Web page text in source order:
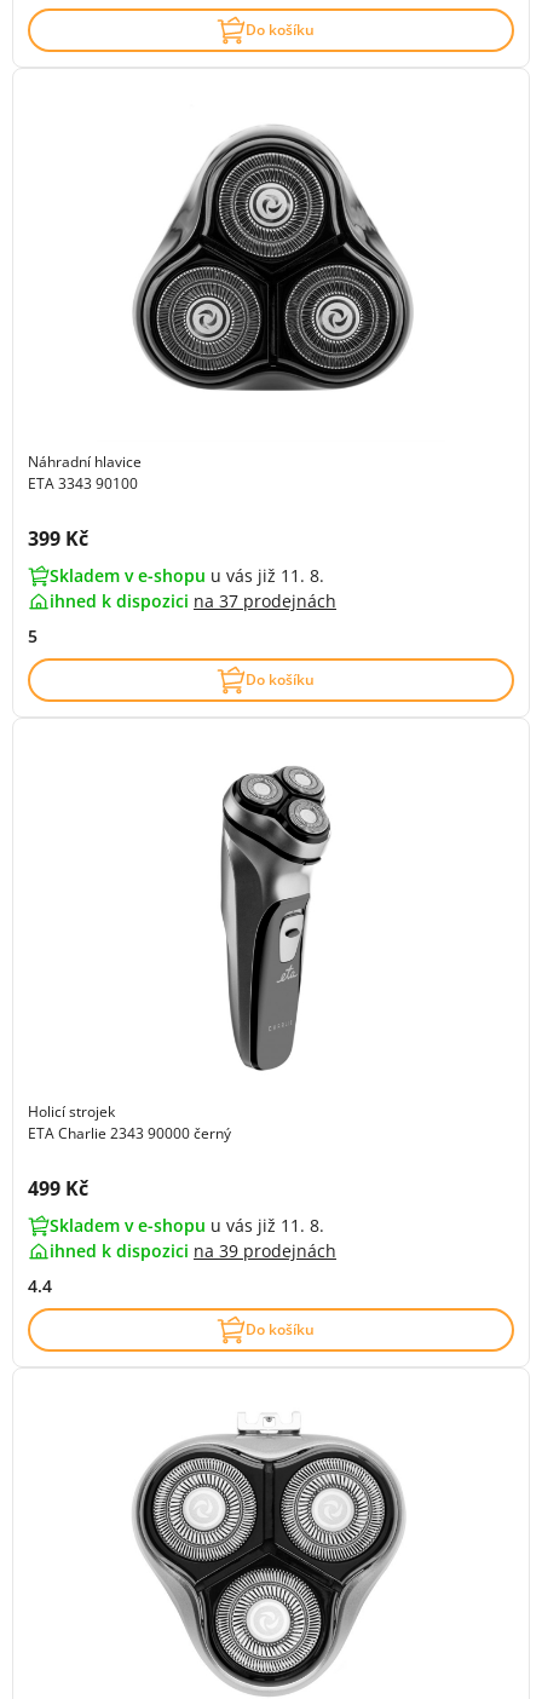
Do košíku
Náhradní hlavice
ETA 3343 90100
Cena s DPH:
399 Kč
Skladem v e-shopu u vás již 11. 8.
ihned k dispozici na 37 prodejnách
5
Do košíku
Holicí strojek
ETA Charlie 2343 90000 černý
Cena s DPH:
499 Kč
Skladem v e-shopu u vás již 11. 8.
ihned k dispozici na 39 prodejnách
4.4
Do košíku